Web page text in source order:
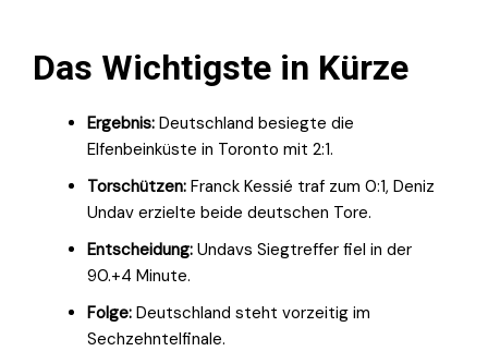
Das Wichtigste in Kürze
Ergebnis: Deutschland besiegte die
Elfenbeinküste in Toronto mit 2:1.
Torschützen: Franck Kessié traf zum 0:1, Deniz
Undav erzielte beide deutschen Tore.
Entscheidung: Undavs Siegtreffer fiel in der
90.+4 Minute.
Folge: Deutschland steht vorzeitig im
Sechzehntelfinale.